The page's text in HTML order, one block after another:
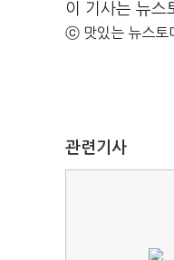
이 기사는 뉴스
ⓒ 맛있는 뉴스토
관련기사